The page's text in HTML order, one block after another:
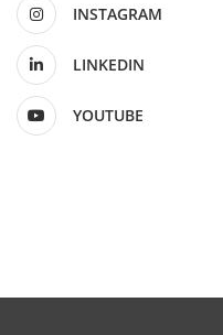
INSTAGRAM
LINKEDIN
YOUTUBE